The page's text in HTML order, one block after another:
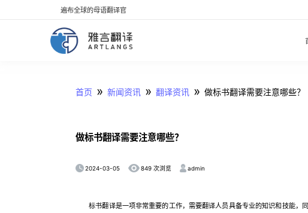
遍布全球的母语翻译官
首页 » 新闻资讯 » 翻译资讯 » 做标书翻译需要注意哪些？
做标书翻译需要注意哪些？
2024-03-05 849 次浏览 admin
标书翻译是一项非常重要的工作，需要翻译人员具备专业的知识和技能，